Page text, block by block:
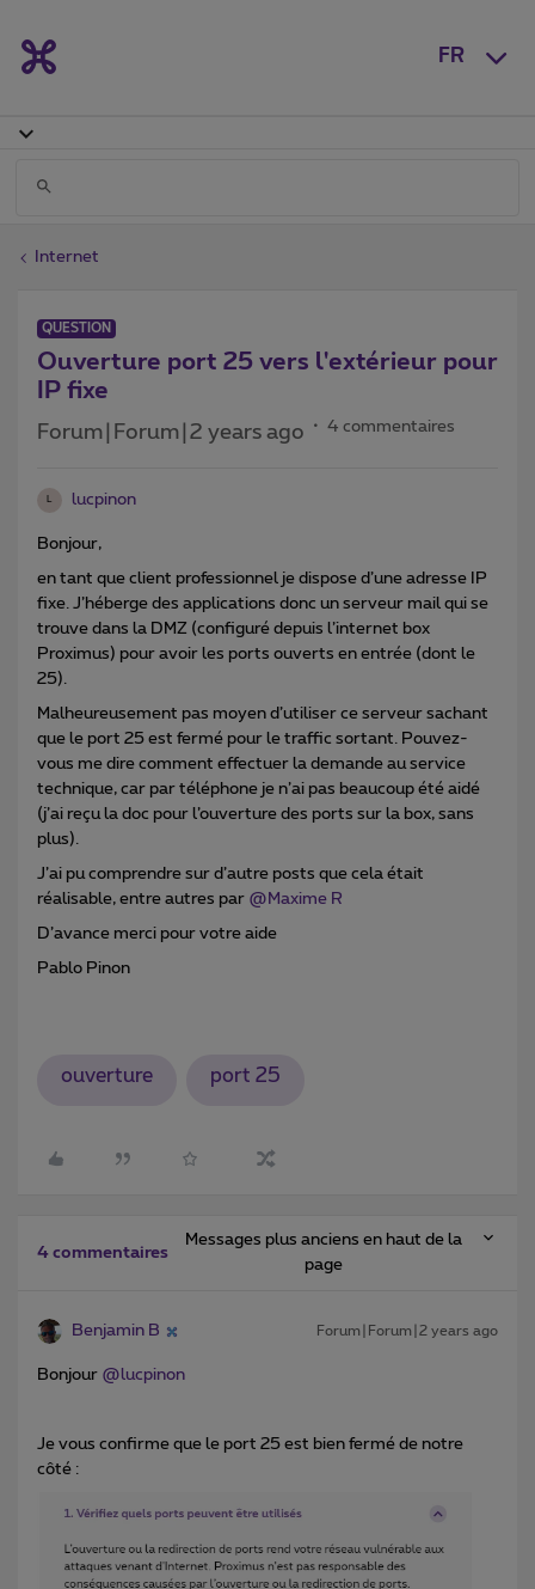
FR
Internet
QUESTION
Ouverture port 25 vers l'extérieur pour
IP fixe
Forum|Forum|2 years ago 4 commentaires
L lucpinon
Bonjour,
en tant que client professionnel je dispose d’une adresse IP
fixe. J’héberge des applications donc un serveur mail qui se
trouve dans la DMZ (configuré depuis l’internet box
Proximus) pour avoir les ports ouverts en entrée (dont le
25).
Malheureusement pas moyen d’utiliser ce serveur sachant
que le port 25 est fermé pour le traffic sortant. Pouvez-
vous me dire comment effectuer la demande au service
technique, car par téléphone je n’ai pas beaucoup été aidé
(j’ai reçu la doc pour l’ouverture des ports sur la box, sans
plus).
J’ai pu comprendre sur d’autre posts que cela était
réalisable, entre autres par @Maxime R
D’avance merci pour votre aide
Pablo Pinon
ouverture port 25
4 commentaires
Messages plus anciens en haut de la
page
Benjamin B Forum|Forum|2 years ago
Bonjour @lucpinon
Je vous confirme que le port 25 est bien fermé de notre
côté :